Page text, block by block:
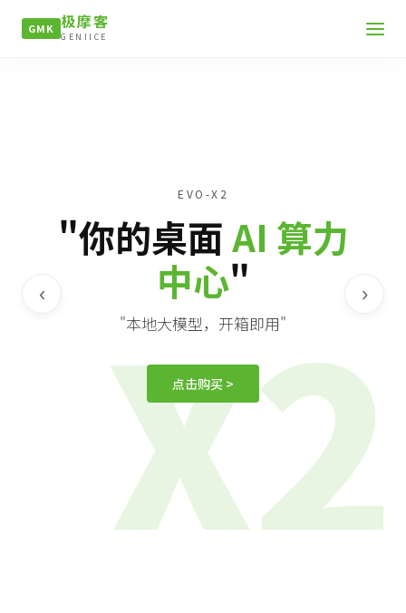
GMK 极摩客
GENIICE
X2
EVO-X2
"你的桌面AI 算力
中心"
"本地大模型，开箱即用"
点击购买 >
‹ ›